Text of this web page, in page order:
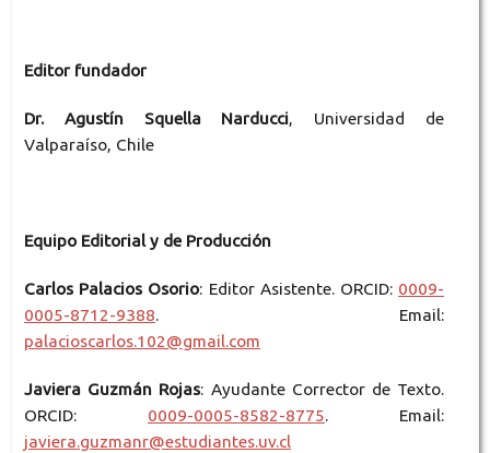
Editor fundador
Dr. Agustín Squella Narducci, Universidad de
Valparaíso, Chile
Equipo Editorial y de Producción
Carlos Palacios Osorio: Editor Asistente. ORCID: 0009-
0005-8712-9388. Email:
palacioscarlos.102@gmail.com
Javiera Guzmán Rojas: Ayudante Corrector de Texto.
ORCID: 0009-0005-8582-8775. Email:
javiera.guzmanr@estudiantes.uv.cl